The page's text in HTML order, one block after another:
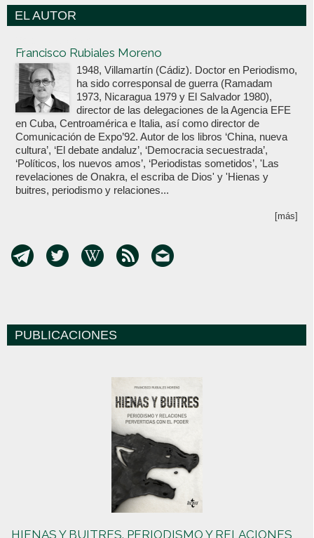
EL AUTOR
Francisco Rubiales Moreno
1948, Villamartín (Cádiz). Doctor en Periodismo,
ha sido corresponsal de guerra (Ramadam
1973, Nicaragua 1979 y El Salvador 1980),
director de las delegaciones de la Agencia EFE
en Cuba, Centroamérica e Italia, así como director de
Comunicación de Expo’92. Autor de los libros ‘China, nueva
cultura’, ‘El debate andaluz’, ‘Democracia secuestrada’,
‘Políticos, los nuevos amos’, ‘Periodistas sometidos’, 'Las
revelaciones de Onakra, el escriba de Dios' y 'Hienas y
buitres, periodismo y relaciones...
[más]
PUBLICACIONES
HIENAS Y BUITRES. PERIODISMO Y RELACIONES